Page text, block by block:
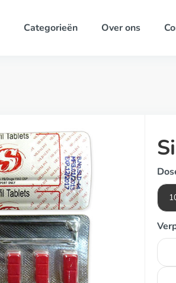
Categorieën Over ons